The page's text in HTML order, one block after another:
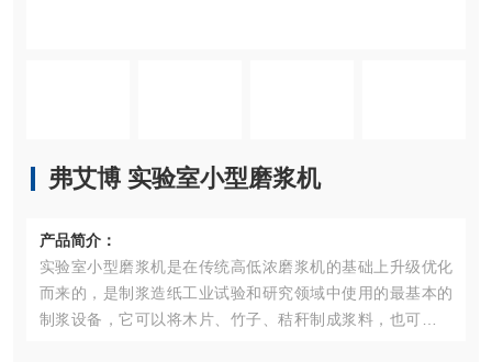
弗艾博 实验室小型磨浆机
产品简介：
实验室小型磨浆机是在传统高低浓磨浆机的基础上升级优化
而来的，是制浆造纸工业试验和研究领域中使用的最基本的
制浆设备，它可以将木片、竹子、秸秆制成浆料，也可以对